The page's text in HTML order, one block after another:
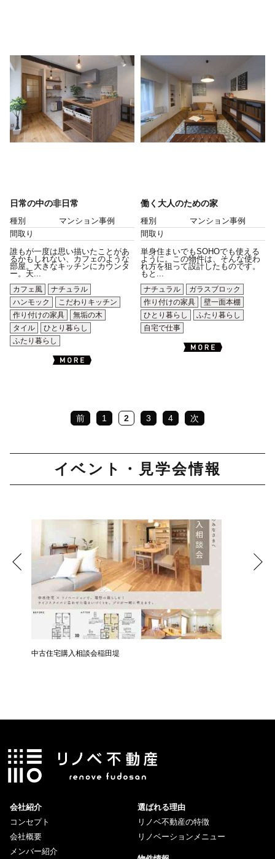
日常の中の非日常
種別
マンション事例
間取り
誰もが一度は思い描いたことがあ
るかもしれない、カフェのような
部屋。大きなキッチンにカウンタ
ー。天...
カフェ風
ナチュラル
ハンモック
こだわりキッチン
作り付けの家具
無垢の木
タイル
ひとり暮らし
ふたり暮らし
働く大人のための家
種別
マンション事例
間取り
単身住まいでもSOHOでも使える
ように。この物件は、そんな使わ
れ方を狙って設計したものです。
もと...
ナチュラル
ガラスブロック
作り付けの家具
壁一面本棚
ひとり暮らし
ふたり暮らし
自宅で仕事
前 1 2 3 4 次
イベント・見学会情報
中古住宅購入相談会稲田堤
会社紹介
コンセプト
会社概要
メンバー紹介
選ばれる理由
リノベ不動産の特徴
リノベーションメニュー